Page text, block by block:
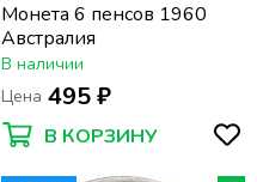
Монета 6 пенсов 1960
Австралия
В наличии
Цена 495 ₽
В КОРЗИНУ